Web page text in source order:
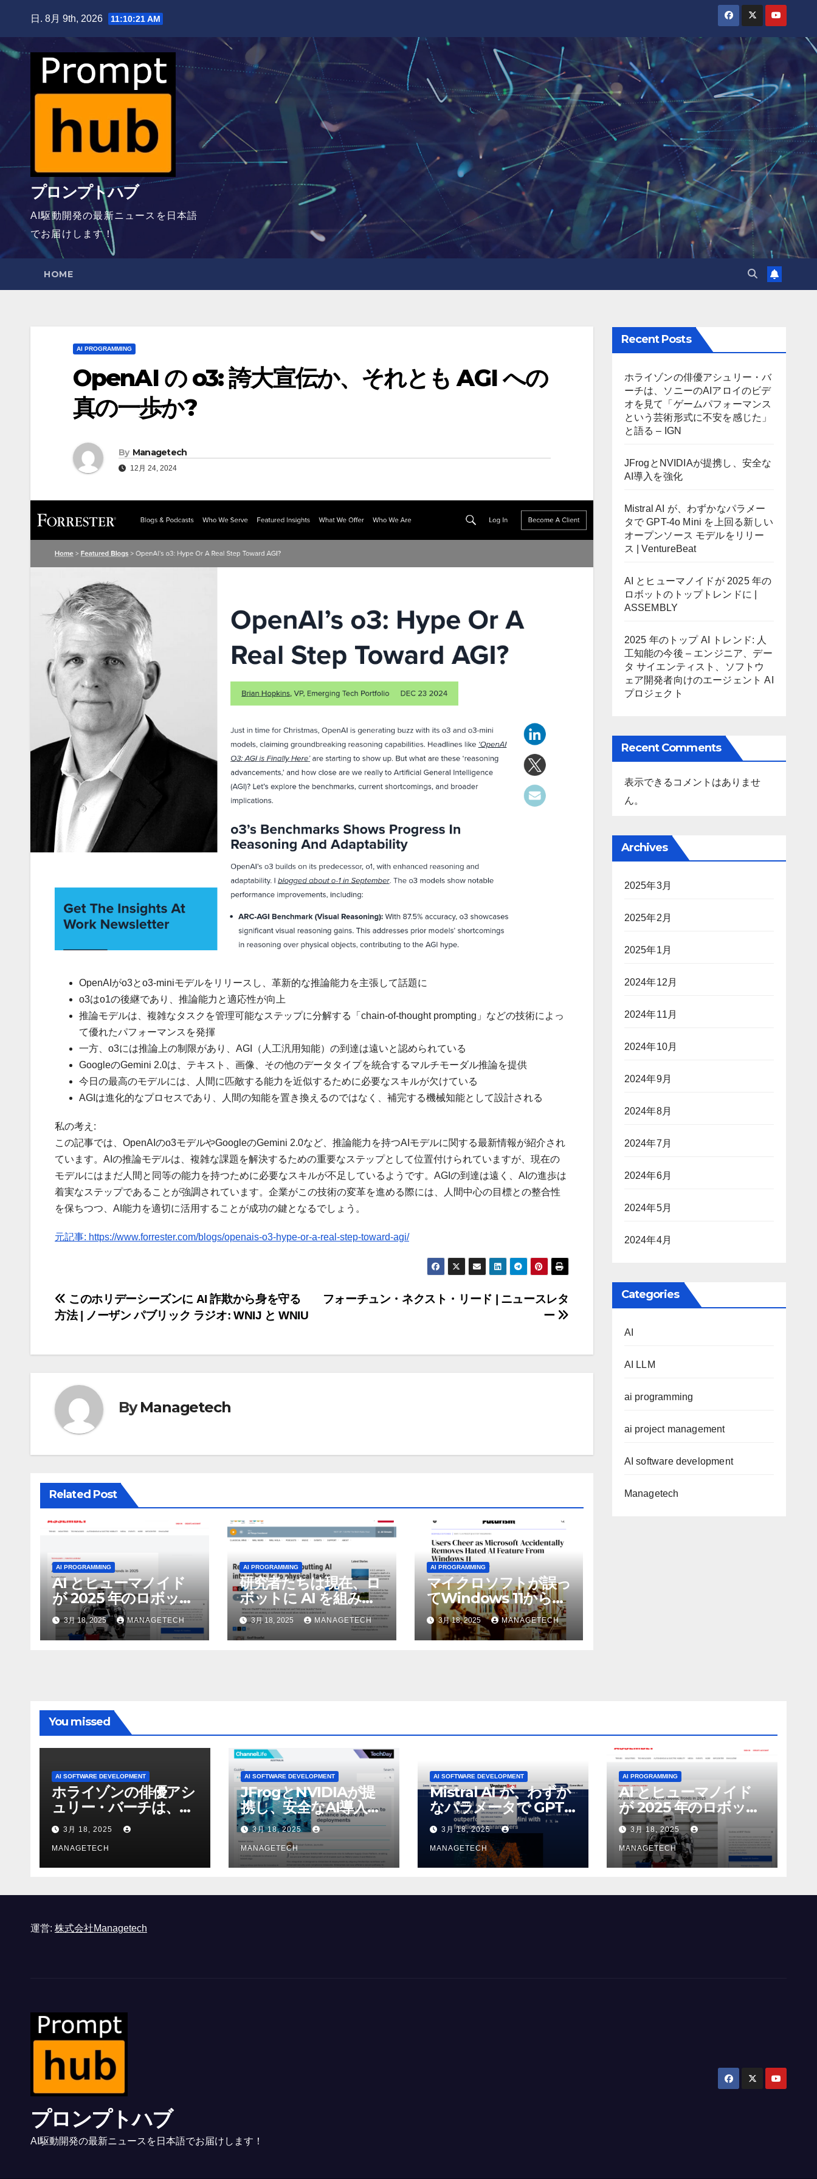
content
日. 8月 9th, 2026 11:10:22 AM
プロンプトハブ
AI駆動開発の最新ニュースを日本語
でお届けします！
HOME
AI PROGRAMMING
OpenAI の o3: 誇大宣伝か、それとも AGI への
真の一歩か?
By Managetech
12月 24, 2024
OpenAIがo3とo3-miniモデルをリリースし、革新的な推論能力を主張して話題に
o3はo1の後継であり、推論能力と適応性が向上
推論モデルは、複雑なタスクを管理可能なステップに分解する「chain-of-thought prompting」などの技術によっ
て優れたパフォーマンスを発揮
一方、o3には推論上の制限があり、AGI（人工汎用知能）の到達は遠いと認められている
GoogleのGemini 2.0は、テキスト、画像、その他のデータタイプを統合するマルチモーダル推論を提供
今日の最高のモデルには、人間に匹敵する能力を近似するために必要なスキルが欠けている
AGIは進化的なプロセスであり、人間の知能を置き換えるのではなく、補完する機械知能として設計される
私の考え:
この記事では、OpenAIのo3モデルやGoogleのGemini 2.0など、推論能力を持つAIモデルに関する最新情報が紹介され
ています。AIの推論モデルは、複雑な課題を解決するための重要なステップとして位置付けられていますが、現在の
モデルにはまだ人間と同等の能力を持つために必要なスキルが不足しているようです。AGIの到達は遠く、AIの進歩は
着実なステップであることが強調されています。企業がこの技術の変革を進める際には、人間中心の目標との整合性
を保ちつつ、AI能力を適切に活用することが成功の鍵となるでしょう。
元記事: https://www.forrester.com/blogs/openais-o3-hype-or-a-real-step-toward-agi/
投
稿
ナ
ゲ
ー
シ
ョ
ン
フォーチュン・ネクスト・リード | ニュースレタ
ー
このホリデーシーズンに AI 詐欺から身を守る
方法 | ノーザン パブリック ラジオ: WNIJ と WNIU
ByManagetech
Related Post
AI PROGRAMMING
AI とヒューマノイド
が 2025 年のロボット
のトップトレンドに |
ASSEMBLY
3月 18, 2025 MANAGETECH
AI PROGRAMMING
研究者たちは現在、ロ
ボットに AI を組み込
んで物理的な作業を実
行させている | ノーザ
ン パブリック ラジオ:
3月 18, 2025 MANAGETECH
AI PROGRAMMING
マイクロソフトが誤っ
てWindows 11から嫌
われているAI機能を削
除したことにユーザー
が歓喜
3月 18, 2025 MANAGETECH
Recent Posts
ホライゾンの俳優アシュリー・バ
ーチは、ソニーのAIアロイのビデ
オを見て「ゲームパフォーマンス
という芸術形式に不安を感じた」
と語る – IGN
JFrogとNVIDIAが提携し、安全な
AI導入を強化
Mistral AI が、わずかなパラメー
タで GPT-4o Mini を上回る新しい
オープンソース モデルをリリー
ス | VentureBeat
AI とヒューマノイドが 2025 年の
ロボットのトップトレンドに |
ASSEMBLY
2025 年のトップ AI トレンド: 人
工知能の今後 – エンジニア、デー
タ サイエンティスト、ソフトウ
ェア開発者向けのエージェント AI
プロジェクト
Recent Comments
表示できるコメントはありませ
ん。
Archives
2025年3月
2025年2月
2025年1月
2024年12月
2024年11月
2024年10月
2024年9月
2024年8月
2024年7月
2024年6月
2024年5月
2024年4月
Categories
AI
AI LLM
ai programming
ai project management
AI software development
Managetech
You missed
AI SOFTWARE DEVELOPMENT
ホライゾンの俳優アシ
ュリー・バーチは、ソ
ニーのAIアロイのビデ
オを見て「ゲームパフ
ォーマンスという芸術
形式に不安を感じた」
3月 18, 2025
MANAGETECH
AI SOFTWARE DEVELOPMENT
JFrogとNVIDIAが提
携し、安全なAI導入を
強化
3月 18, 2025
MANAGETECH
AI SOFTWARE DEVELOPMENT
Mistral AI が、わずか
なパラメータで GPT-
4o Mini を上回る新し
いオープンソース モ
デルをリリース |
VentureBeat
3月 18, 2025
MANAGETECH
AI PROGRAMMING
AI とヒューマノイド
が 2025 年のロボット
のトップトレンドに |
ASSEMBLY
3月 18, 2025
MANAGETECH
運営: 株式会社Managetech
プロンプトハブ
AI駆動開発の最新ニュースを日本語でお届けします！